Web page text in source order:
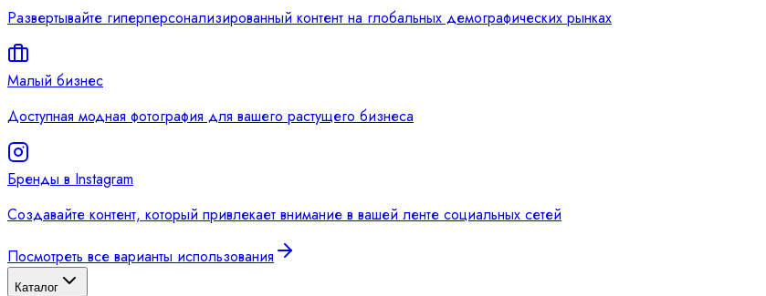
Развертывайте гиперперсонализированный контент на глобальных демографических рынках
Малый бизнес
Доступная модная фотография для вашего растущего бизнеса
Бренды в Instagram
Создавайте контент, который привлекает внимание в вашей ленте социальных сетей
Посмотреть все варианты использования
Каталог